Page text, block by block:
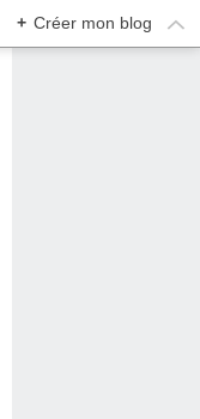
+ Créer mon blog